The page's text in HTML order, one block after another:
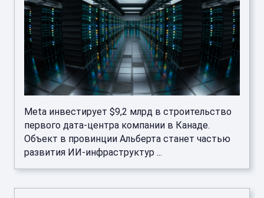
Meta инвестирует $9,2 млрд в строительство
первого дата-центра компании в Канаде.
Объект в провинции Альберта станет частью
развития ИИ-инфраструктур ...